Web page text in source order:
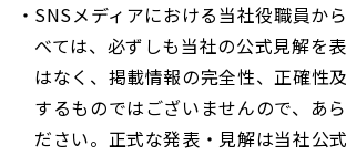
SNSメディアにおける当社役職員か
べては、必ずしも当社の公式見解を
はなく、掲載情報の完全性、正確性
するものではございませんので、あ
ださい。正式な発表・見解は当社公